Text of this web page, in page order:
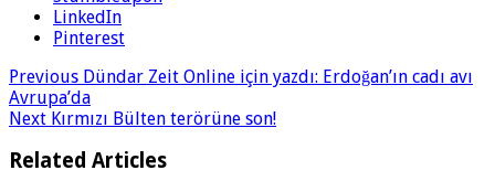
LinkedIn
Pinterest
Previous Dündar Zeit Online için yazdı: Erdoğan’ın cadı avı
Avrupa’da
Next Kırmızı Bülten terörüne son!
Related Articles